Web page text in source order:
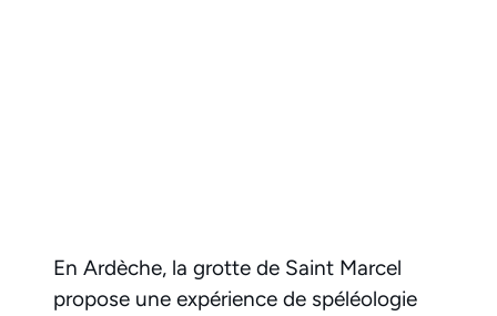
En Ardèche, la grotte de Saint Marcel
propose une expérience de spéléologie